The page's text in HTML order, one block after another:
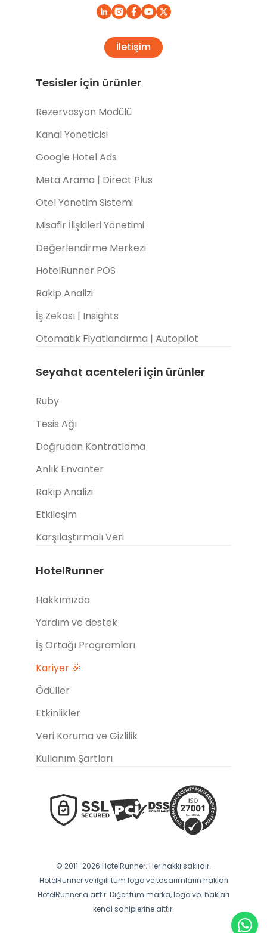
İletişim
Tesisler için ürünler
Rezervasyon Modülü
Kanal Yöneticisi
Google Hotel Ads
Meta Arama | Direct Plus
Otel Yönetim Sistemi
Misafir İlişkileri Yönetimi
Değerlendirme Merkezi
HotelRunner POS
Rakip Analizi
İş Zekası | Insights
Otomatik Fiyatlandırma | Autopilot
Seyahat acenteleri için ürünler
Ruby
Tesis Ağı
Doğrudan Kontratlama
Anlık Envanter
Rakip Analizi
Etkileşim
Karşılaştırmalı Veri
HotelRunner
Hakkımızda
Yardım ve destek
İş Ortağı Programları
Kariyer 🎉
Ödüller
Etkinlikler
Veri Koruma ve Gizlilik
Kullanım Şartları
© 2011-2026 HotelRunner. Her hakkı saklıdır.
HotelRunner ve ilgili tüm logo ve tasarımların hakları
HotelRunner’a aittir. Diğer tüm marka, logo vb. hakları
kendi sahiplerine aittir.